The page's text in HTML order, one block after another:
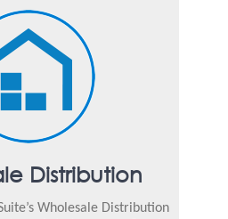
Distribution
Wholesale Distribution